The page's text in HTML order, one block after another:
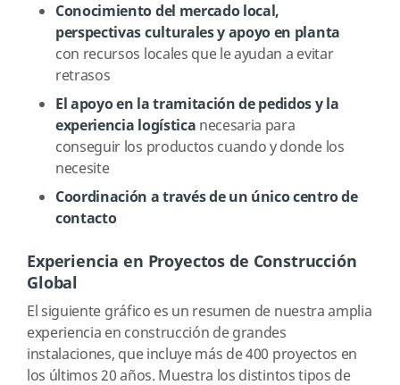
Conocimiento del mercado local,
perspectivas culturales y apoyo en planta
con recursos locales que le ayudan a evitar
retrasos
El apoyo en la tramitación de pedidos y la
experiencia logística necesaria para
conseguir los productos cuando y donde los
necesite
Coordinación a través de un único centro de
contacto
Experiencia en Proyectos de Construcción
Global
El siguiente gráfico es un resumen de nuestra amplia
experiencia en construcción de grandes
instalaciones, que incluye más de 400 proyectos en
los últimos 20 años. Muestra los distintos tipos de